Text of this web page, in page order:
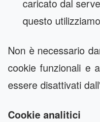
caricato dal
questo
Non è necessario
cookie funzionali e
essere disattivati
Cookie analitici